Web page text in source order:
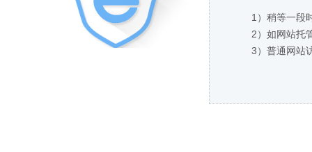
1）稍等一段
2）如网站托
3）普通网站